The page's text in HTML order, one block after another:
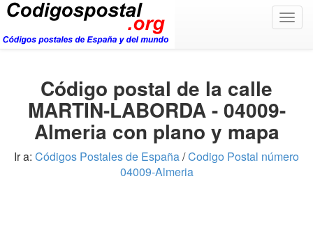
Código postal de la calle
MARTIN-LABORDA - 04009-
Almeria con plano y mapa
Ir a: Códigos Postales de España/Codigo Postal número
04009-Almeria